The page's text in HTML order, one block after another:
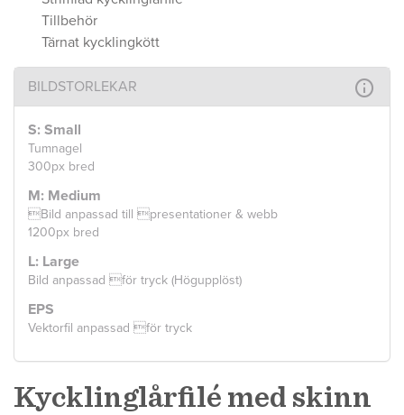
Tillbehör
Tärnat kycklingkött
BILDSTORLEKAR
S: Small
Tumnagel
300px bred
M: Medium
Bild anpassad till presentationer & webb
1200px bred
L: Large
Bild anpassad för tryck (Högupplöst)
EPS
Vektorfil anpassad för tryck
Kycklinglårfilé med skinn